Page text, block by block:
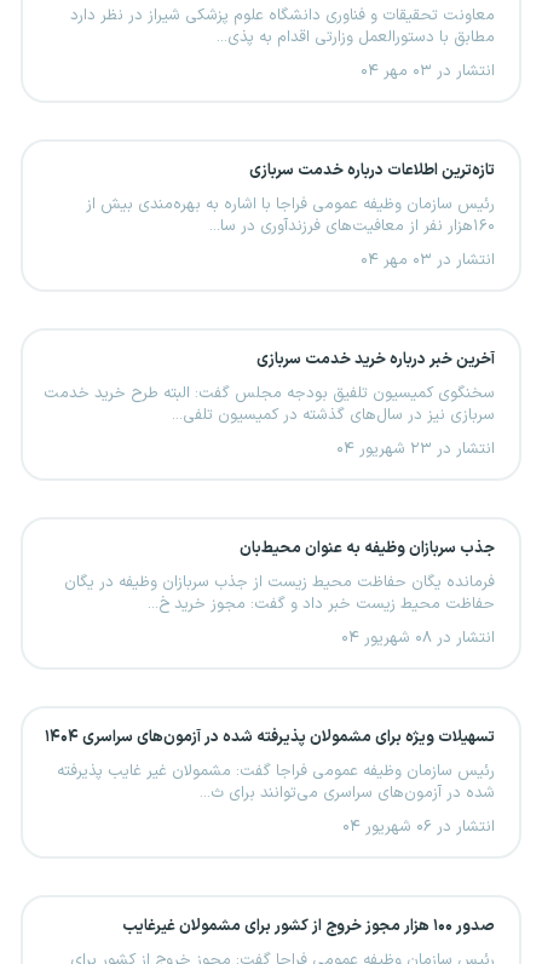
معاونت تحقیقات و فناوری دانشگاه علوم پزشکی شیراز در نظر دارد
مطابق با دستورالعمل وزارتی اقدام به پذی...
انتشار در ۰۳ مهر ۰۴
تازه‌ترین اطلاعات درباره خدمت سربازی
رئیس سازمان وظیفه عمومی فراجا با اشاره به بهره‌مندی بیش از
۱۶۰هزار نفر از معافیت‌های فرزندآوری در سا...
انتشار در ۰۳ مهر ۰۴
آخرین خبر درباره خرید خدمت سربازی
سخنگوی کمیسیون تلفیق بودجه مجلس گفت: البته طرح خرید خدمت
سربازی نیز در سال‌های گذشته در کمیسیون تلفی...
انتشار در ۲۳ شهریور ۰۴
جذب سربازان وظیفه به عنوان محیط‌بان
فرمانده یگان حفاظت محیط زیست از جذب سربازان وظیفه در یگان
حفاظت محیط زیست خبر داد و گفت: مجوز خرید خ...
انتشار در ۰۸ شهریور ۰۴
تسهیلات ویژه برای مشمولان پذیرفته شده در آزمون‌های سراسری ۱۴۰۴
رئیس سازمان وظیفه عمومی فراجا گفت: مشمولان غیر غایب پذیرفته
شده در آزمون‌های سراسری می‌توانند برای ث...
انتشار در ۰۶ شهریور ۰۴
صدور ۱۰۰ هزار مجوز خروج از کشور برای مشمولان غیرغایب